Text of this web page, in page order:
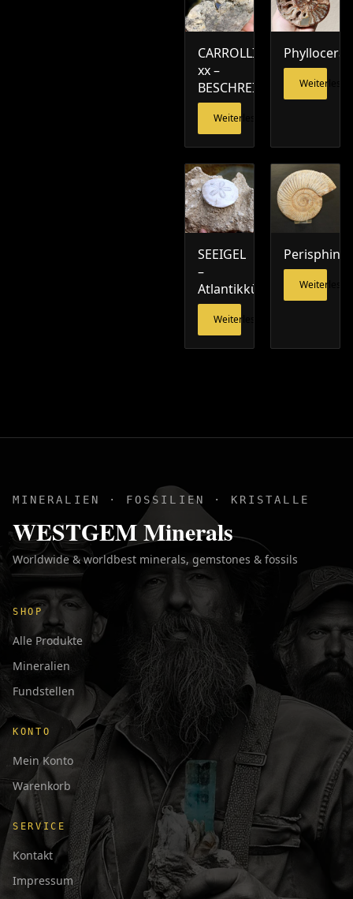
CARROLLIT
xx –
BESCHREIBUNG
Weiterlesen
Phylloceras
Weiterlesen
SEEIGEL
–
Atlantikküste
Weiterlesen
Weiterlesen
MINERALIEN · FOSSILIEN · KRISTALLE
WESTGEM Minerals
Worldwide & worldbest minerals, gemstones & fossils
SHOP
Alle Produkte
Mineralien
Fundstellen
KONTO
Mein Konto
Warenkorb
SERVICE
Kontakt
Impressum